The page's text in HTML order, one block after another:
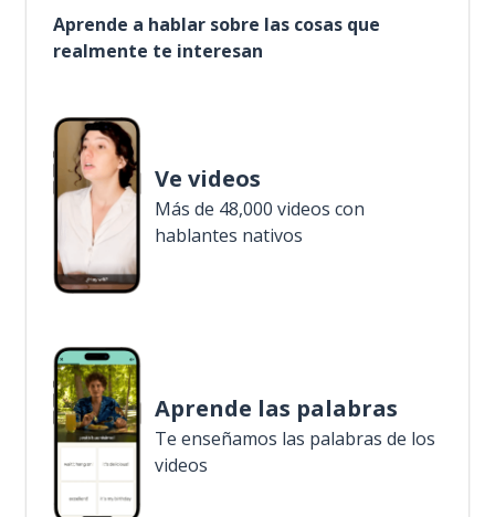
Aprende a hablar sobre las cosas que
realmente te interesan
Ve videos
Más de 48,000 videos con
hablantes nativos
Aprende las palabras
Te enseñamos las palabras de los
videos